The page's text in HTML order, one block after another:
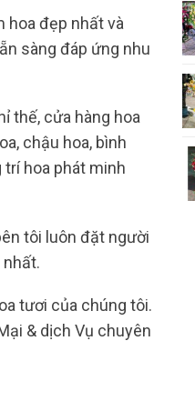
hoa đẹp nhất và
sàng đáp ứng nhu
thế, cửa hàng hoa
chậu hoa, bình
hoa phát minh
tôi luôn đặt người
tươi của chúng tôi.
& dịch Vụ chuyên